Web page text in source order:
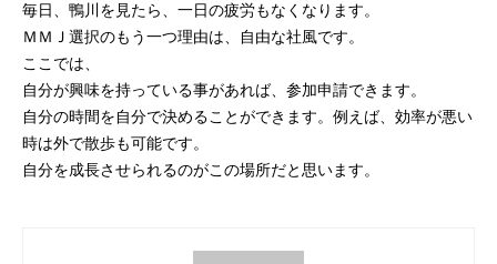
毎日、鴨川を見たら、一日の疲労もなくなります。
ＭＭＪ選択のもう一つ理由は、自由な社風です。
ここでは、
自分が興味を持っている事があれば、参加申請できます。
自分の時間を自分で決めることができます。例えば、効率が悪い
時は外で散歩も可能です。
自分を成長させられるのがこの場所だと思います。